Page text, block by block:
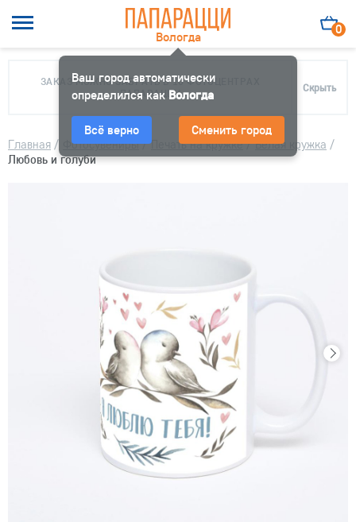
Вологда
Ваш город автоматически
определился как Вологда
Всё верно Сменить город
0
ЗАКАЗ МОЖНО ЗАБРАТЬ В 10 ФОТОЦЕНТРАХ
ПАПАРАЦЦИ
Скрыть
Главная / Фотосувениры/ Печать на кружке/ Белая кружка /
Любовь и голуби